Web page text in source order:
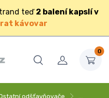
teď 2 balení kapslí v
kávovar
0
odšťavňovače